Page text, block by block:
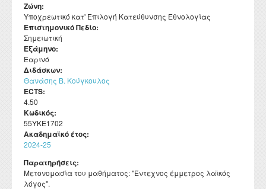
Ζώνη:
Υποχρεωτικό κατ' Επιλογή Κατεύθυνσης Εθνολογίας
Επιστημονικό Πεδίο:
Σημειωτική
Εξάμηνο:
Εαρινό
Διδάσκων:
Θανάσης Β. Κούγκουλος
ECTS:
4.50
Κωδικός:
55ΥΚΕ1702
Ακαδημαϊκό έτος:
2024-25
Παρατηρήσεις:
Μετονομασία του μαθήματος: "Έντεχνος έμμετρος λαϊκός
λόγος".